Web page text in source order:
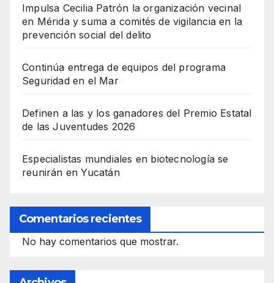
Impulsa Cecilia Patrón la organización vecinal
en Mérida y suma a comités de vigilancia en la
prevención social del delito
Continúa entrega de equipos del programa
Seguridad en el Mar
Definen a las y los ganadores del Premio Estatal
de las Juventudes 2026
Especialistas mundiales en biotecnología se
reunirán en Yucatán
Comentarios recientes
No hay comentarios que mostrar.